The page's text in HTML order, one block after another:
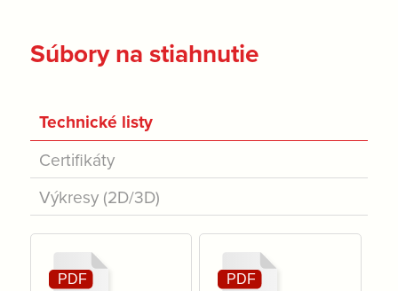
Súbory na stiahnutie
Technické listy
Certifikáty
Výkresy (2D/3D)